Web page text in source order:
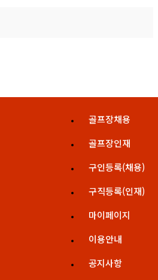
골프장채용
골프장인재
구인등록(채용)
구직등록(인재)
마이페이지
이용안내
공지사항